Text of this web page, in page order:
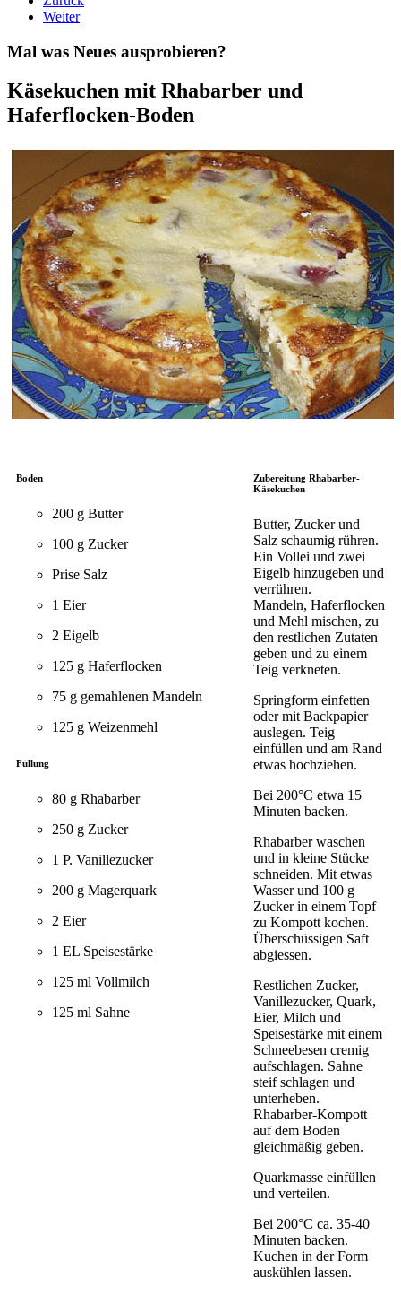
Weiter
Mal was Neues ausprobieren?
Käsekuchen mit Rhabarber und
Haferflocken-Boden
Boden
200 g Butter
100 g Zucker
Prise Salz
1 Eier
2 Eigelb
125 g Haferflocken
75 g gemahlenen Mandeln
125 g Weizenmehl
Füllung
80 g Rhabarber
250 g Zucker
1 P. Vanillezucker
200 g Magerquark
2 Eier
1 EL Speisestärke
125 ml Vollmilch
125 ml Sahne
Zubereitung Rhabarber-
Käsekuchen
Butter, Zucker und
Salz schaumig rühren.
Ein Vollei und zwei
Eigelb hinzugeben und
verrühren.
Mandeln, Haferflocken
und Mehl mischen, zu
den restlichen Zutaten
geben und zu einem
Teig verkneten.
Springform einfetten
oder mit Backpapier
auslegen. Teig
einfüllen und am Rand
etwas hochziehen.
Bei 200°C etwa 15
Minuten backen.
Rhabarber waschen
und in kleine Stücke
schneiden. Mit etwas
Wasser und 100 g
Zucker in einem Topf
zu Kompott kochen.
Überschüssigen Saft
abgiessen.
Restlichen Zucker,
Vanillezucker, Quark,
Eier, Milch und
Speisestärke mit einem
Schneebesen cremig
aufschlagen. Sahne
steif schlagen und
unterheben.
Rhabarber-Kompott
auf dem Boden
gleichmäßig geben.
Quarkmasse einfüllen
und verteilen.
Bei 200°C ca. 35-40
Minuten backen.
Kuchen in der Form
auskühlen lassen.